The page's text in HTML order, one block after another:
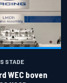
STADE
WEC boven